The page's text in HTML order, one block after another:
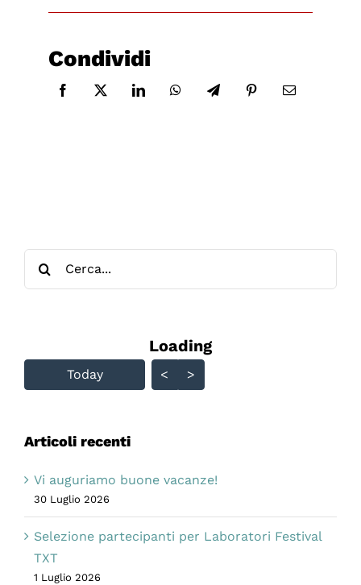
Condividi
Skip Calendar
Loading - current view is
Loading
Today < >
Articoli recenti
Vi auguriamo buone vacanze!
30 Luglio 2026
Selezione partecipanti per Laboratori Festival
TXT
1 Luglio 2026